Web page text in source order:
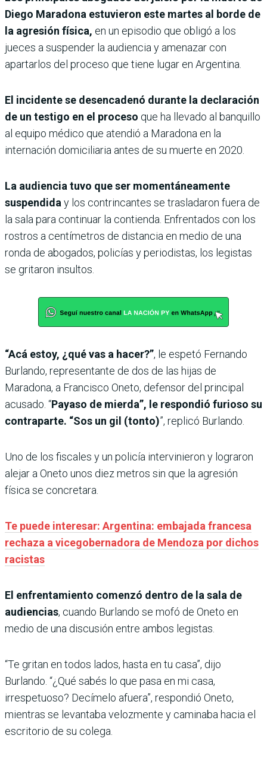
Diego Maradona estuvieron este martes al borde de
la agresión física, en un episodio que obligó a los
jueces a suspender la audiencia y amenazar con
apartarlos del proceso que tiene lugar en Argentina.
El incidente se desencadenó durante la declaración
de un testigo en el proceso que ha llevado al banquillo
al equipo médico que atendió a Maradona en la
internación domiciliaria antes de su muerte en 2020.
La audiencia tuvo que ser momentáneamente
suspendida y los contrincantes se trasladaron fuera de
la sala para continuar la contienda. Enfrentados con los
rostros a centímetros de distancia en medio de una
ronda de abogados, policías y periodistas, los legistas
se gritaron insultos.
“Acá estoy, ¿qué vas a hacer?”, le espetó Fernando
Burlando, representante de dos de las hijas de
Maradona, a Francisco Oneto, defensor del principal
acusado. “Payaso de mierda”, le respondió furioso su
contraparte. “Sos un gil (tonto)”, replicó Burlando.
Uno de los fiscales y un policía intervinieron y lograron
alejar a Oneto unos diez metros sin que la agresión
física se concretara.
Te puede interesar: Argentina: embajada francesa
rechaza a vicegobernadora de Mendoza por dichos
racistas
El enfrentamiento comenzó dentro de la sala de
audiencias, cuando Burlando se mofó de Oneto en
medio de una discusión entre ambos legistas.
“Te gritan en todos lados, hasta en tu casa”, dijo
Burlando. “¿Qué sabés lo que pasa en mi casa,
irrespetuoso? Decímelo afuera”, respondió Oneto,
mientras se levantaba velozmente y caminaba hacia el
escritorio de su colega.